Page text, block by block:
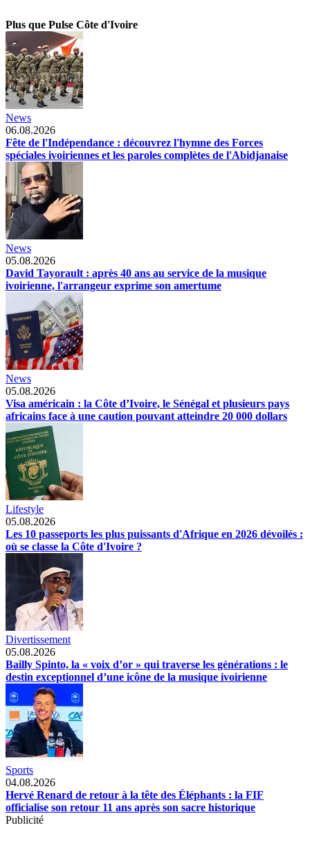
Plus que Pulse Côte d'Ivoire
News
06.08.2026
Fête de l'Indépendance : découvrez l'hymne des Forces
spéciales ivoiriennes et les paroles complètes de l'Abidjanaise
News
05.08.2026
David Tayorault : après 40 ans au service de la musique
ivoirienne, l'arrangeur exprime son amertume
News
05.08.2026
Visa américain : la Côte d’Ivoire, le Sénégal et plusieurs pays
africains face à une caution pouvant atteindre 20 000 dollars
Lifestyle
05.08.2026
Les 10 passeports les plus puissants d'Afrique en 2026 dévoilés :
où se classe la Côte d'Ivoire ?
Divertissement
05.08.2026
Bailly Spinto, la « voix d’or » qui traverse les générations : le
destin exceptionnel d’une icône de la musique ivoirienne
Sports
04.08.2026
Hervé Renard de retour à la tête des Éléphants : la FIF
officialise son retour 11 ans après son sacre historique
Publicité